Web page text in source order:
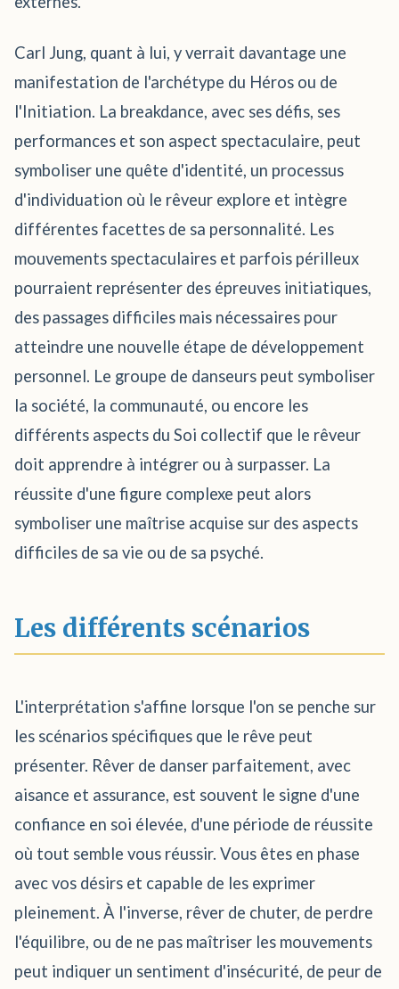
Carl Jung, quant à lui, y verrait davantage une
manifestation de l'archétype du Héros ou de
l'Initiation. La breakdance, avec ses défis, ses
performances et son aspect spectaculaire, peut
symboliser une quête d'identité, un processus
d'individuation où le rêveur explore et intègre
différentes facettes de sa personnalité. Les
mouvements spectaculaires et parfois périlleux
pourraient représenter des épreuves initiatiques,
des passages difficiles mais nécessaires pour
atteindre une nouvelle étape de développement
personnel. Le groupe de danseurs peut symboliser
la société, la communauté, ou encore les
différents aspects du Soi collectif que le rêveur
doit apprendre à intégrer ou à surpasser. La
réussite d'une figure complexe peut alors
symboliser une maîtrise acquise sur des aspects
difficiles de sa vie ou de sa psyché.
Les différents scénarios
L'interprétation s'affine lorsque l'on se penche sur
les scénarios spécifiques que le rêve peut
présenter. Rêver de danser parfaitement, avec
aisance et assurance, est souvent le signe d'une
confiance en soi élevée, d'une période de réussite
où tout semble vous réussir. Vous êtes en phase
avec vos désirs et capable de les exprimer
pleinement. À l'inverse, rêver de chuter, de perdre
l'équilibre, ou de ne pas maîtriser les mouvements
peut indiquer un sentiment d'insécurité, de peur de